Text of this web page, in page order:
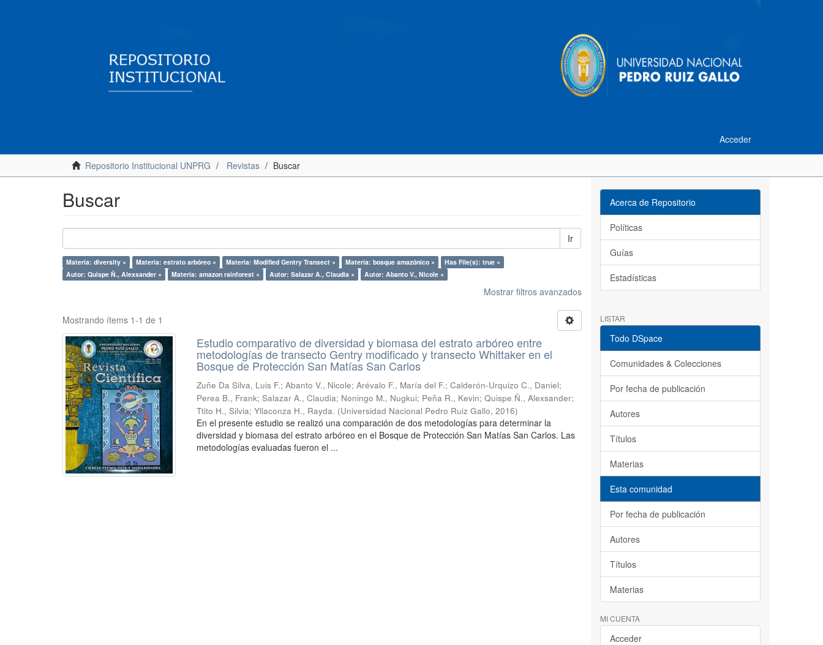
Acceder
Repositorio Institucional UNPRG Revistas Buscar
Buscar
Ir
Materia: diversity × Materia: estrato arbóreo × Materia: Modified Gentry Transect × Materia: bosque amazónico ×
Has File(s): true ×
Autor: Quispe Ñ., Alexsander ×
Materia: amazon rainforest × Autor: Salazar A., Claudia × Autor: Abanto V., Nicole ×
Mostrar filtros avanzados
Mostrando ítems 1-1 de 1
Estudio comparativo de diversidad y biomasa del estrato arbóreo entre
metodologías de transecto Gentry modificado y transecto Whittaker en el
Bosque de Protección San Matías San Carlos
Zuñe Da Silva, Luis F.;Abanto V., Nicole;Arévalo F., María del F.;Calderón-Urquizo C., Daniel;
Perea B., Frank;Salazar A., Claudia; Noningo M., Nugkui; Peña R., Kevin;Quispe Ñ., Alexsander;
Ttito H., Silvia;Yllaconza H., Rayda. (Universidad Nacional Pedro Ruiz Gallo,2016)
En el presente estudio se realizó una comparación de dos metodologías para determinar la
diversidad y biomasa del estrato arbóreo en el Bosque de Protección San Matías San Carlos. Las
metodologías evaluadas fueron el ...
Acerca de Repositorio
Políticas
Guías
Estadísticas
LISTAR
Todo DSpace
Comunidades & Colecciones
Por fecha de publicación
Autores
Títulos
Materias
Esta comunidad
Por fecha de publicación
Autores
Títulos
Materias
MI CUENTA
Acceder